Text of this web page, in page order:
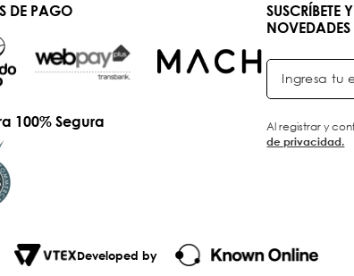
DE PAGO
100% Segura
SUSCRÍBETE
NOVEDADES
Al registrar y
de privacidad.
Developed by